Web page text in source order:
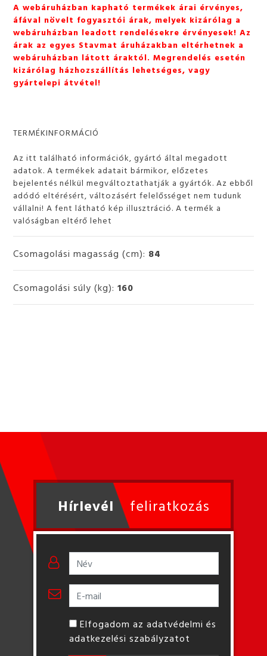
A webáruházban kapható termékek árai érvényes,
áfával növelt fogyasztói árak, melyek kizárólag a
webáruházban leadott rendelésekre érvényesek! Az
árak az egyes Stavmat áruházakban eltérhetnek a
webáruházban látott áraktól. Megrendelés esetén
kizárólag házhozszállítás lehetséges, vagy
gyártelepi átvétel!
TERMÉKINFORMÁCIÓ
Az itt található információk, gyártó által megadott
adatok. A termékek adatait bármikor, előzetes
bejelentés nélkül megváltoztathatják a gyártók. Az ebből
adódó eltérésért, változásért felelősséget nem tudunk
vállalni! A fent látható kép illusztráció. A termék a
valóságban eltérő lehet
Csomagolási magasság (cm): 84
Csomagolási súly (kg):160
Hírlevél feliratkozás
Elfogadom az adatvédelmi és
adatkezelési szabályzatot